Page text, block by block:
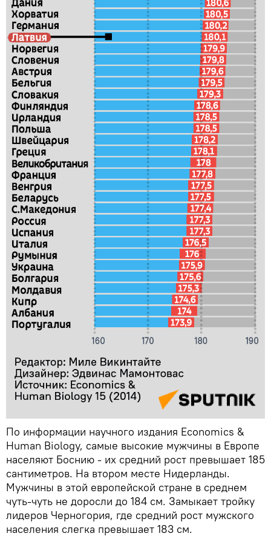
По информации научного издания Economics &
Human Biology, самые высокие мужчины в Европе
населяют Боснию - их средний рост превышает 185
сантиметров. На втором месте Нидерланды.
Мужчины в этой европейской стране в среднем
чуть-чуть не доросли до 184 см. Замыкает тройку
лидеров Черногория, где средний рост мужского
населения слегка превышает 183 см.